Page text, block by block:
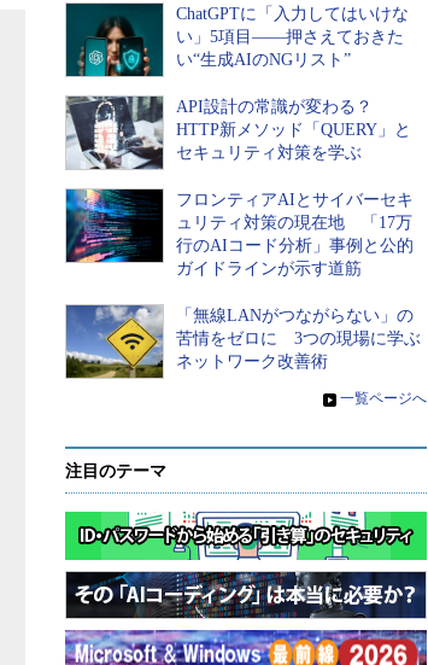
ChatGPTに「入力してはいけな
い」5項目――押さえておきた
い“生成AIのNGリスト”
API設計の常識が変わる？
HTTP新メソッド「QUERY」と
セキュリティ対策を学ぶ
フロンティアAIとサイバーセキ
ュリティ対策の現在地 「17万
行のAIコード分析」事例と公的
ガイドラインが示す道筋
「無線LANがつながらない」の
苦情をゼロに 3つの現場に学ぶ
ネットワーク改善術
» 一覧ページへ
注目のテーマ